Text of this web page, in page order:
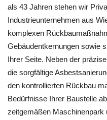
als 43 Jahren stehen wir
Industrieunternehmen aus
komplexen
Gebäudentkernungen sowie
Ihrer Seite. Neben der
die sorgfältige
den kontrollierten Rückbau
Bedürfnisse Ihrer Baustelle
zeitgemäßen Maschinenpark